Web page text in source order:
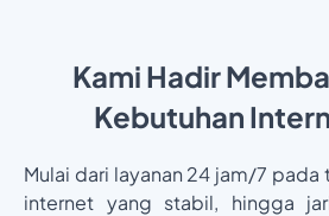
Kami Hadir
Kebutuhan
Mulai dari layanan 24 jam/7 pada
internet yang stabil, hingga